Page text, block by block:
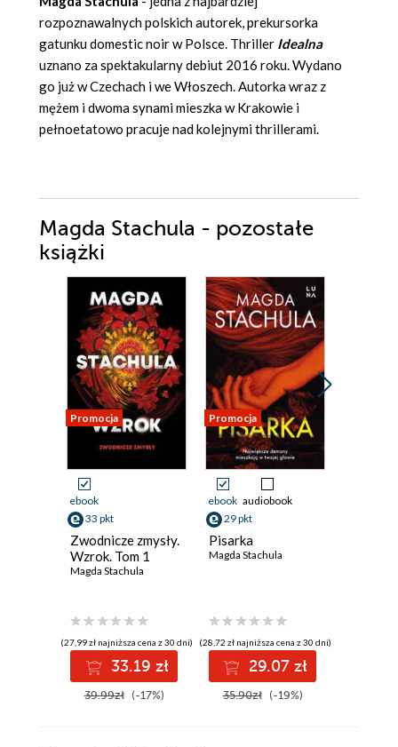
rozpoznawalnych polskich autorek, prekursorka
gatunku domestic noir w Polsce. Thriller Idealna
uznano za spektakularny debiut 2016 roku. Wydano
go już w Czechach i we Włoszech. Autorka wraz z
mężem i dwoma synami mieszka w Krakowie i
pełnoetatowo pracuje nad kolejnymi thrillerami.
Magda Stachula - pozostałe
książki
Promocja
ebook
33 pkt
Zwodnicze zmysły.
Wzrok. Tom 1
Magda Stachula
(27,99 zł najniższa cena z 30 dni)
33.19 zł
39.99zł (-17%)
Promocja
ebook audiobook
29 pkt
Pisarka
Magda Stachula
(28,72 zł najniższa cena z 30 dni)
29.07 zł
35.90zł (-19%)